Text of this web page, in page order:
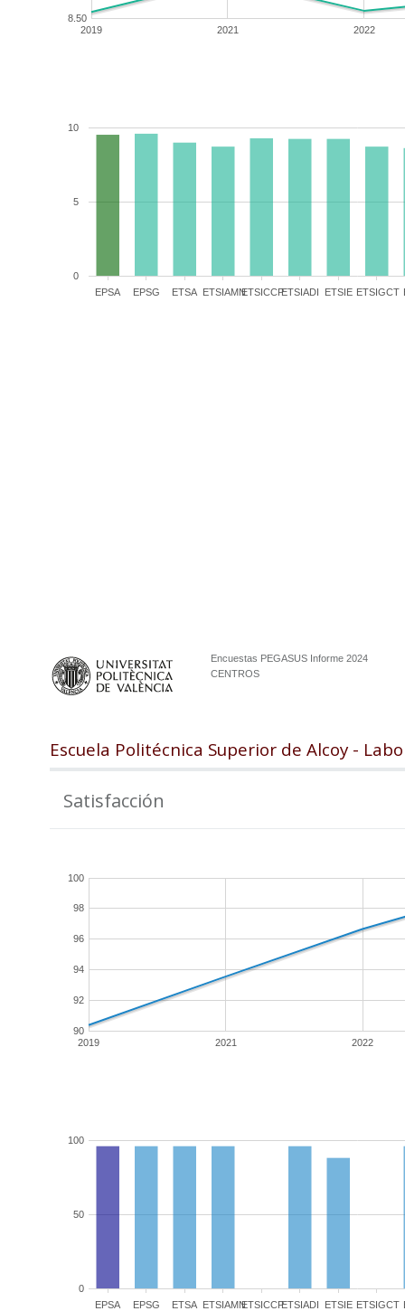
2019 2021 2022
8.50
EPSA EPSG ETSA ETSIAMNETSICCPETSIADI ETSIE ETSIGCT
0
5
10
Encuestas PEGASUS Informe 2024
CENTROS
Escuela Politécnica Superior de Alcoy -
Satisfacción
2019 2021 2022
90
92
94
96
98
100
EPSA EPSG ETSA ETSIAMNETSICCPETSIADI ETSIE ETSIGCT
0
50
100